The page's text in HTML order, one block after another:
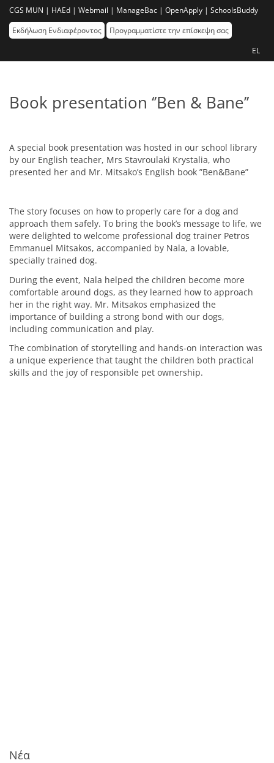
CGS MUN | HAEd | Webmail | ManageBac | OpenApply | SchoolsBuddy
Εκδήλωση Ενδιαφέροντος
Προγραμματίστε την επίσκεψη σας
EL
Book presentation ‘’Ben & Bane’’
A special book presentation was hosted in our school library
by our English teacher, Mrs Stavroulaki Krystalia, who
presented her and Mr. Mitsako’s English book ”Ben&Bane”
The story focuses on how to properly care for a dog and
approach them safely. To bring the book’s message to life, we
were delighted to welcome professional dog trainer Petros
Emmanuel Mitsakos, accompanied by Nala, a lovable,
specially trained dog.
During the event, Nala helped the children become more
comfortable around dogs, as they learned how to approach
her in the right way. Mr. Mitsakos emphasized the
importance of building a strong bond with our dogs,
including communication and play.
The combination of storytelling and hands-on interaction was
a unique experience that taught the children both practical
skills and the joy of responsible pet ownership.
Νέα